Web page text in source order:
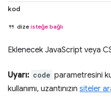
kod
dize isteğe bağlı
Eklenecek JavaScript veya
Uyarı: code parametresini
kullanımı, uzantınızın siteler